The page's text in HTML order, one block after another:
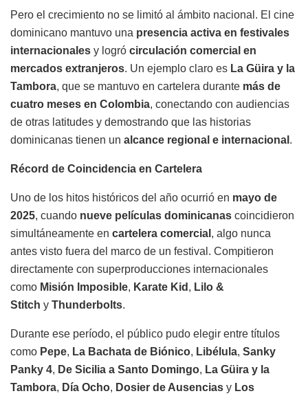
Pero el crecimiento no se limitó al ámbito nacional. El cine
dominicano mantuvo una presencia activa en festivales
internacionales y logró circulación comercial en
mercados extranjeros. Un ejemplo claro es La Güira y la
Tambora, que se mantuvo en cartelera durante más de
cuatro meses en Colombia, conectando con audiencias
de otras latitudes y demostrando que las historias
dominicanas tienen un alcance regional e internacional .
Récord de Coincidencia en Cartelera
Uno de los hitos históricos del año ocurrió en mayo de
2025, cuando nueve películas dominicanas coincidieron
simultáneamente en cartelera comercial , algo nunca
antes visto fuera del marco de un festival. Compitieron
directamente con superproducciones internacionales
como Misión Imposible, Karate Kid , Lilo &
Stitch y Thunderbolts.
Durante ese período, el público pudo elegir entre títulos
como Pepe, La Bachata de Biónico, Libélula, Sanky
Panky 4, De Sicilia a Santo Domingo, La Güira y la
Tambora, Día Ocho, Dosier de Ausencias y Los